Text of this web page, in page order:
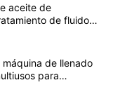
aceite de
de fluido
eléctricos
de llenado
para